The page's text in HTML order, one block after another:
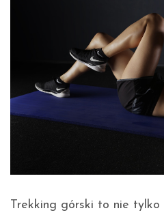
Trekking górski to nie tylko